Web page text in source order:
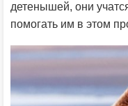
детенышей, они
помогать им в этом